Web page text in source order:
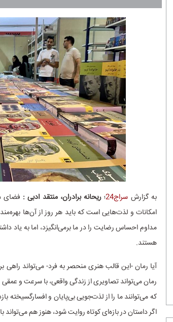
به گزارش سراج24 ؛ ریحانه برادران، منتقد ادبی : فضای
امکانات و لذت‌هایی است که باید هر روز از آن‌ها
مداوم احساس رضایت را در ما برمی‌انگیزد، اما به یاد
هستند.
آیا رمان -این قالب هنری منحصر به فرد- می‌تواند راهی
رمان می‌تواند تصاویری از زندگی واقعی، با سرعت و
که می‌توانند ما را از لذت‌جویی بی‌پایان و افسارگسیخته
اگر داستان در بازه‌ای کوتاه روایت شود، هنوز هم